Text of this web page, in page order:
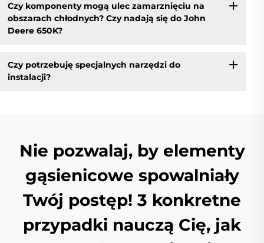
Czy komponenty mogą ulec zamarznięciu na
obszarach chłodnych? Czy nadają się do John
Deere 650K?
Czy potrzebuję specjalnych narzędzi do
instalacji?
Nie pozwalaj, by elementy
gąsienicowe spowalniały
Twój postęp! 3 konkretne
przypadki nauczą Cię, jak